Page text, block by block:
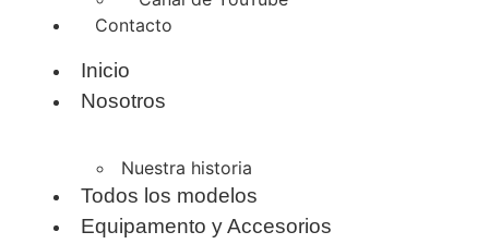
Contacto
Inicio
Nosotros
Nuestra historia
Todos los modelos
Equipamento y Accesorios